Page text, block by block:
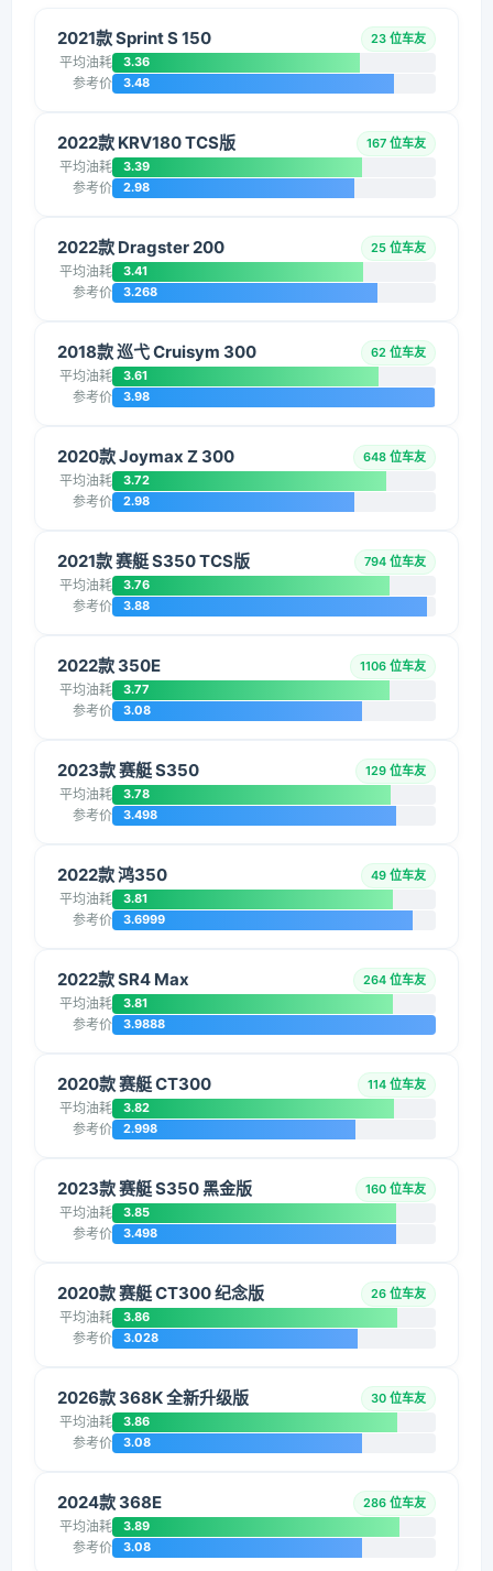
2021款 Sprint S 150 23 位车友
平均油耗 3.36
参考价 3.48
2022款 KRV180 TCS版 167 位车友
平均油耗 3.39
参考价 2.98
2022款 Dragster 200 25 位车友
平均油耗 3.41
参考价 3.268
2018款 巡弋 Cruisym 300 62 位车友
平均油耗 3.61
参考价 3.98
2020款 Joymax Z 300 648 位车友
平均油耗 3.72
参考价 2.98
2021款 赛艇 S350 TCS版 794 位车友
平均油耗 3.76
参考价 3.88
2022款 350E 1106 位车友
平均油耗 3.77
参考价 3.08
2023款 赛艇 S350 129 位车友
平均油耗 3.78
参考价 3.498
2022款 鸿350 49 位车友
平均油耗 3.81
参考价 3.6999
2022款 SR4 Max 264 位车友
平均油耗 3.81
参考价 3.9888
2020款 赛艇 CT300 114 位车友
平均油耗 3.82
参考价 2.998
2023款 赛艇 S350 黑金版 160 位车友
平均油耗 3.85
参考价 3.498
2020款 赛艇 CT300 纪念版 26 位车友
平均油耗 3.86
参考价 3.028
2026款 368K 全新升级版 30 位车友
平均油耗 3.86
参考价 3.08
2024款 368E 286 位车友
平均油耗 3.89
参考价 3.08